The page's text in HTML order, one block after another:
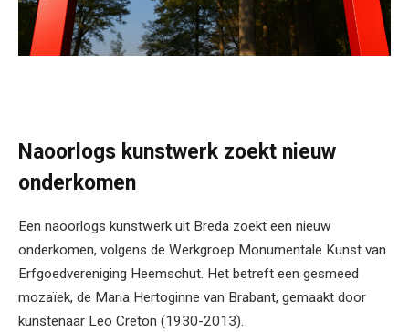
Naoorlogs kunstwerk zoekt nieuw
onderkomen
Een naoorlogs kunstwerk uit Breda zoekt een nieuw
onderkomen, volgens de Werkgroep Monumentale Kunst van
Erfgoedvereniging Heemschut. Het betreft een gesmeed
mozaïek, de Maria Hertoginne van Brabant, gemaakt door
kunstenaar Leo Creton (1930-2013).